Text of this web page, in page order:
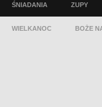
ŚNIADANIA ZUPY
WIELKANOC BOŻE